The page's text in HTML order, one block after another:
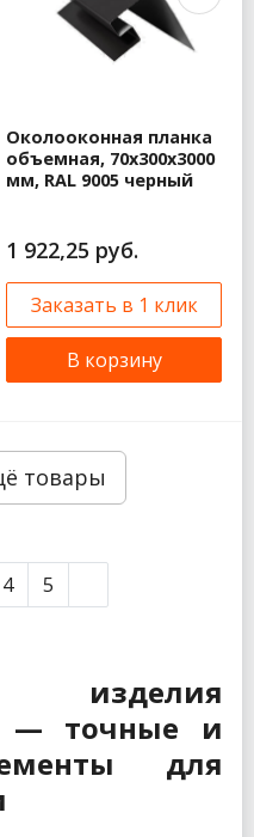
Околооконная планка
объемная, 70x300x3000
мм, RAL 9005 черный
1 922,25 руб.
Заказать в 1 клик
В корзину
товары
4 5
— точные и
для